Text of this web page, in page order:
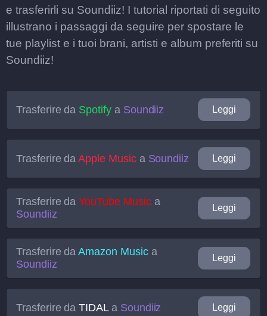
e trasferirli su Soundiiz! I tutorial riportati di seguito
illustrano i passaggi da seguire per spostare le
tue playlist e i tuoi brani, artisti e album preferiti su
Soundiiz!
Trasferire da Spotifya Soundiiz Leggi
Trasferire daApple Musica Soundiiz Leggi
Trasferire daYouTube Musica
Soundiiz
Leggi
Trasferire daAmazon Musica
Soundiiz
Leggi
Trasferire daTIDALa Soundiiz Leggi